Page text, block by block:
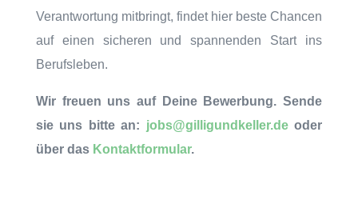
Verantwortung mitbringt, findet hier beste Chancen
auf einen sicheren und spannenden Start ins
Berufsleben.
Wir freuen uns auf Deine Bewerbung. Sende
sie uns bitte an: jobs@gilligundkeller.deoder
über das Kontaktformular.